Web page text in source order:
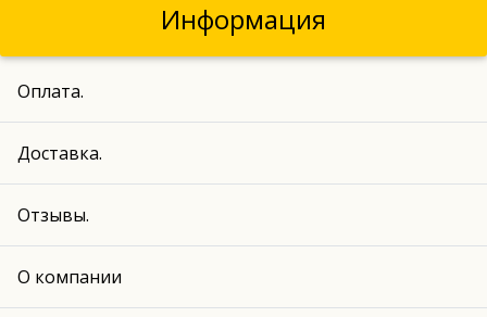
Информация
Оплата.
Доставка.
Отзывы.
О компании